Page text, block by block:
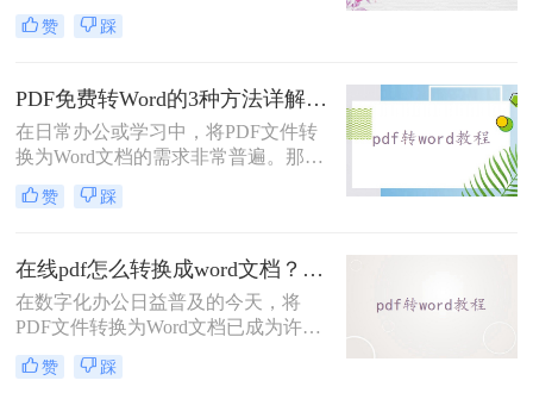
如何将pdf转换成word呢？本文将介绍
几种常用的PDF转Word的方法，助您
赞 踩
PDF免费转Word的3种方法详解：复制粘贴、在线工具与Word内置转换效果对比！
在日常办公或学习中，将PDF文件转
换为Word文档的需求非常普遍。那么
pdf怎么免费转换成word文档呢？本文
将重点介绍三种免费且无需专业技能
题。
赞 踩
在线pdf怎么转换成word文档？PDF猫与转转大师2种在线工具使用指南与功能对比！
在数字化办公日益普及的今天，将
PDF文件转换为Word文档已成为许多
职场人士和学生群体的日常需求。
PDF格式虽然便于分享和保持格式一
赞 踩